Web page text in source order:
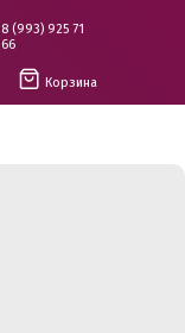
8 (993) 925 71
66
Корзина